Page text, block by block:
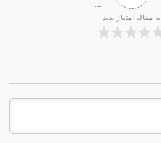
به مقاله امتیاز بدید